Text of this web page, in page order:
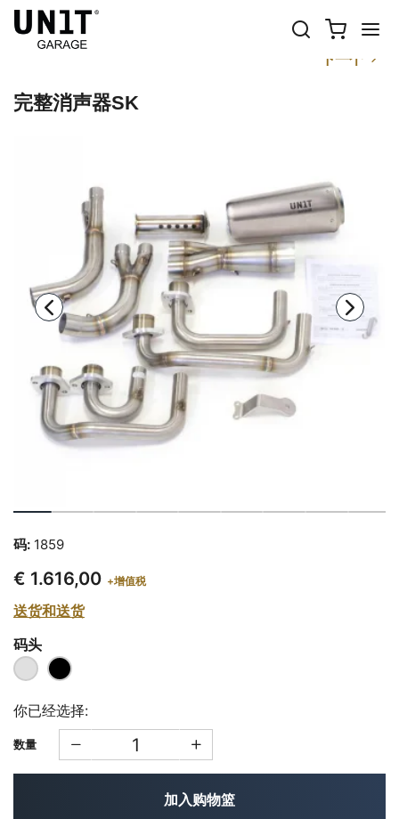
以前
下一个
完整消声器SK
码: 1859
€ 1.616,00 +增值税
送货和送货
码头
你已经选择:
数量
加入购物篮